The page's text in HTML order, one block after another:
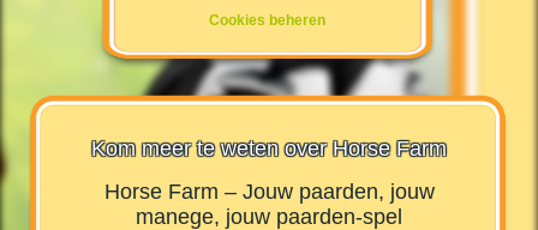
Cookies beheren
Kom meer te weten over Horse Farm
Horse Farm – Jouw paarden, jouw
manege, jouw paarden-spel